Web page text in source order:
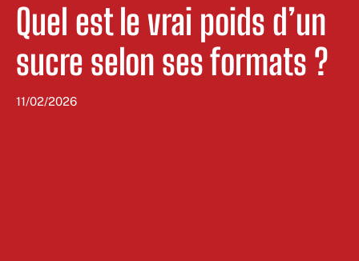
Quel est le vrai poids d’un
sucre selon ses formats ?
11/02/2026